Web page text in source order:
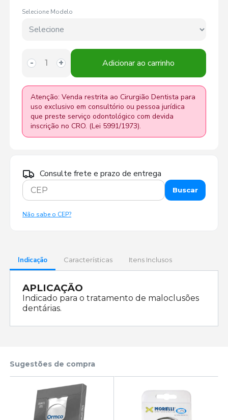
Selecione Modelo
- + Adicionar ao carrinho
Atenção: Venda restrita ao Cirurgião Dentista para
uso exclusivo em consultório ou pessoa jurídica
que preste serviço odontológico com devida
inscrição no CRO. (Lei 5991/1973).
Consulte frete e prazo de entrega
Buscar
Não sabe o CEP?
Indicação Características Itens Inclusos
APLICAÇÃO
Indicado para o tratamento de maloclusões
dentárias.
Sugestões de compra